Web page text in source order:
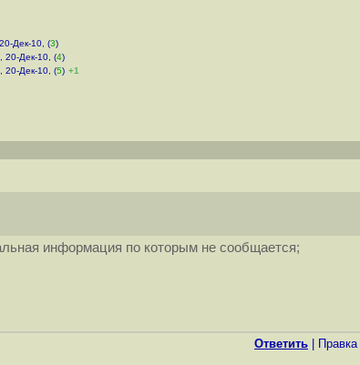
Дек-10, (3)
20-Дек-10, (4)
20-Дек-10, (5) +1
информация по которым не сообщается;
Ответить Правка|